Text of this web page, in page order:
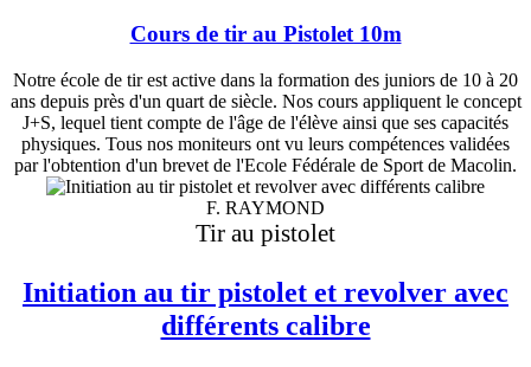
Cours de tir au Pistolet 10m
Notre école de tir est active dans la formation des juniors de 10 à 20
ans depuis près d'un quart de siècle. Nos cours appliquent le concept
J+S, lequel tient compte de l'âge de l'élève ainsi que ses capacités
physiques. Tous nos moniteurs ont vu leurs compétences validées
par l'obtention d'un brevet de l'Ecole Fédérale de Sport de Macolin.
F. RAYMOND
Tir au pistolet
Initiation au tir pistolet et revolver avec
différents calibre